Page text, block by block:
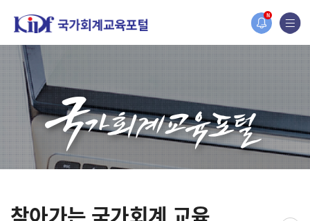
N
홈페이지가 새롭게 개편되었습니다.
한국조세재정연구원홈페이지가 새롭게 개설되었습니다.
찾아가는 국가회계 교육